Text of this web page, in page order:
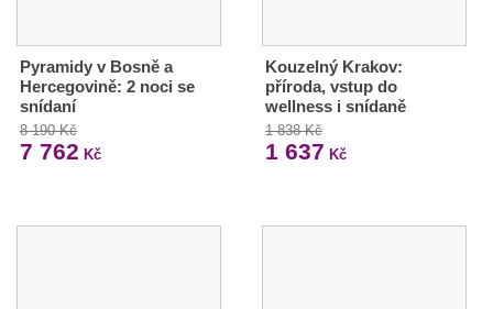
Pyramidy v Bosně a
Hercegovině: 2 noci se
snídaní
8 190 Kč
7 762 Kč
Kouzelný Krakov:
příroda, vstup do
wellness i snídaně
1 838 Kč
1 637 Kč